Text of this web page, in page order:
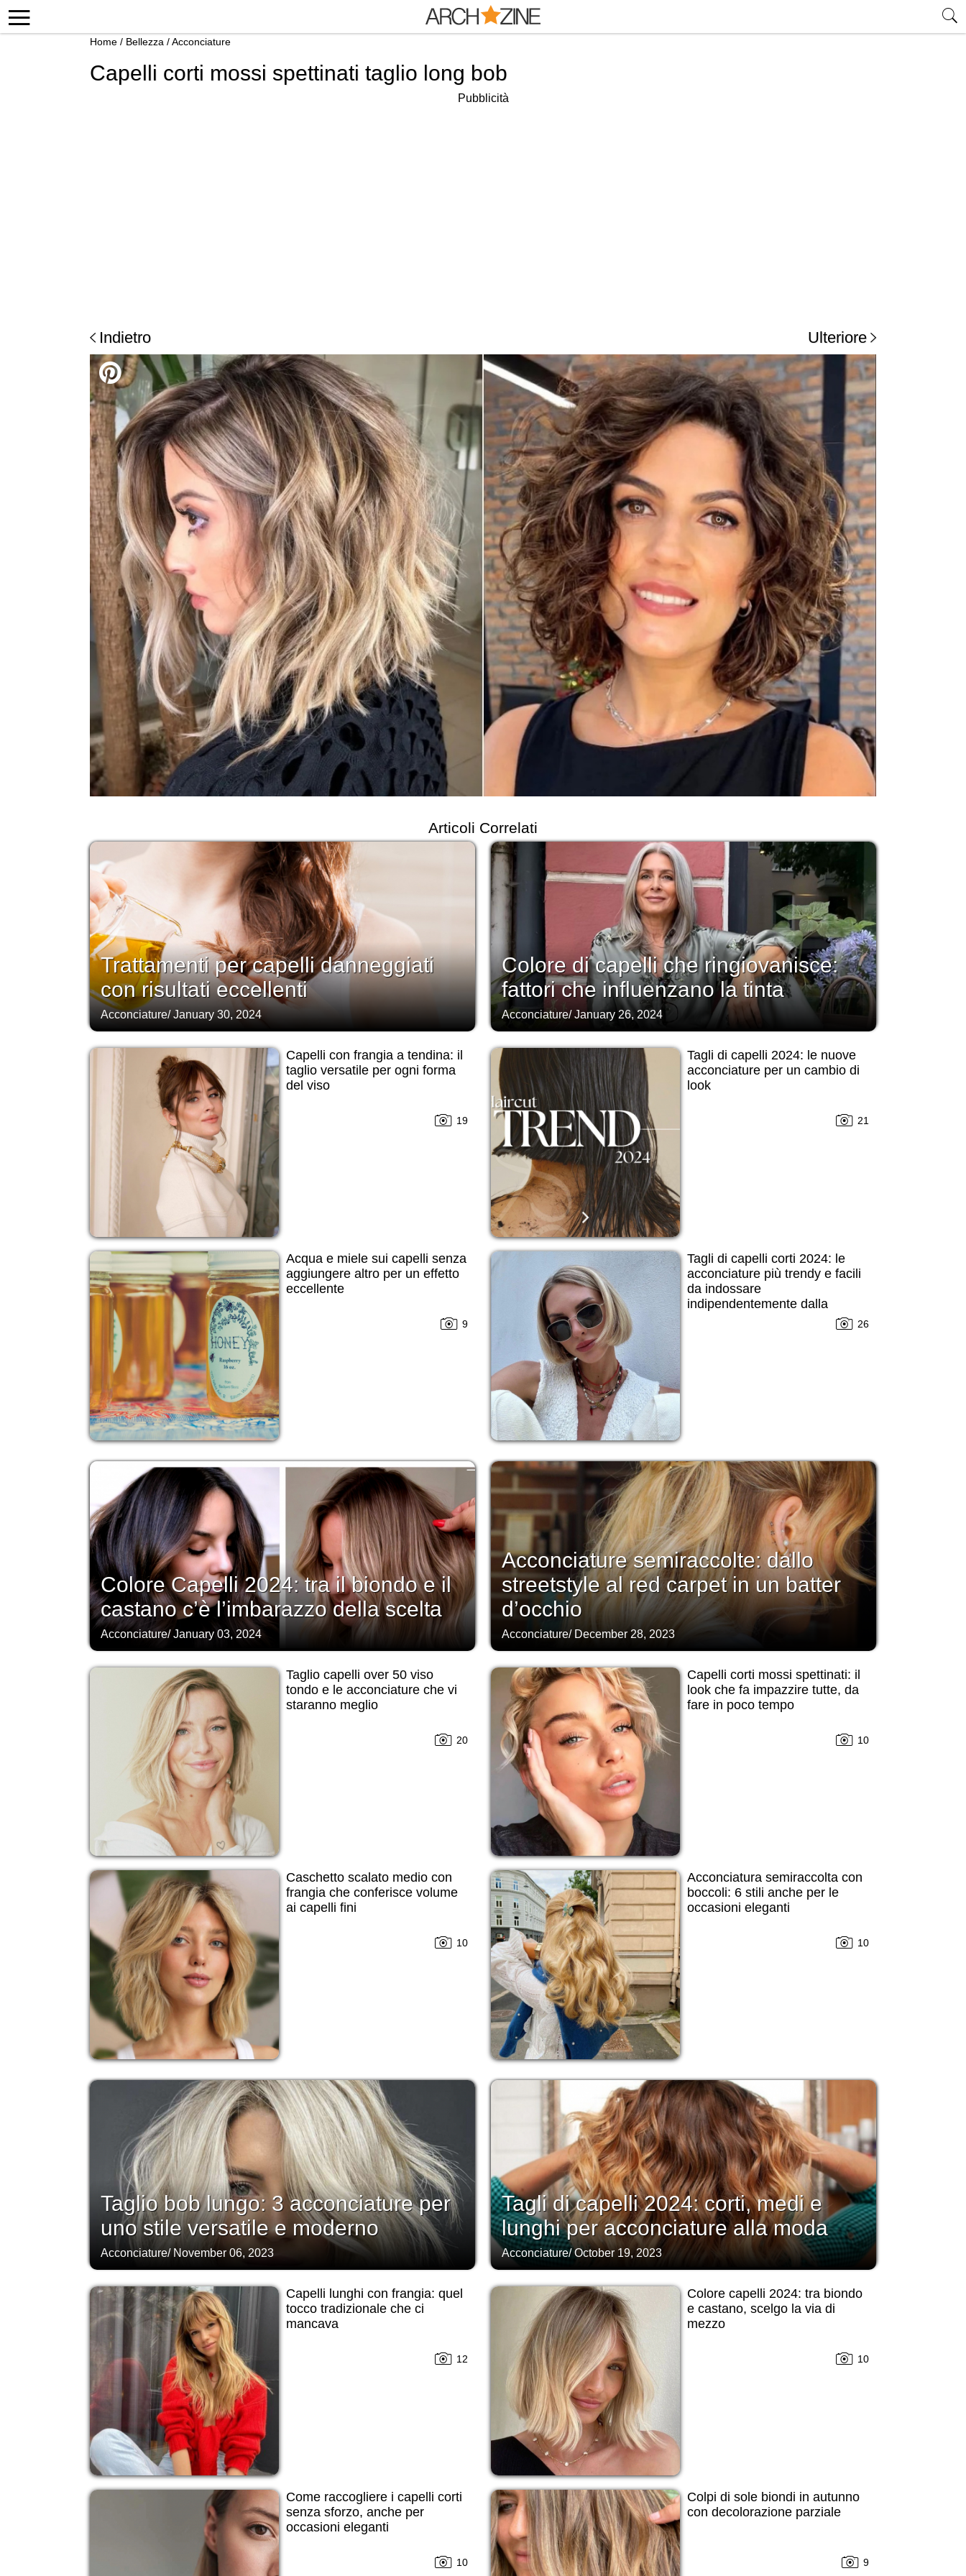
Home / Bellezza /Acconciature
Capelli corti mossi spettinati taglio long bob
Pubblicità
Indietro Ulteriore
Articoli Correlati
Trattamenti per capelli danneggiati
con risultati eccellenti
Acconciature/January 30, 2024
Colore di capelli che ringiovanisce:
fattori che influenzano la tinta
Acconciature/January 26, 2024
Capelli con frangia a tendina: il
taglio versatile per ogni forma
del viso
19
Tagli di capelli 2024: le nuove
acconciature per un cambio di
look
21
Acqua e miele sui capelli senza
aggiungere altro per un effetto
eccellente
9
Tagli di capelli corti 2024: le
acconciature più trendy e facili
da indossare
indipendentemente dalla
26
Colore Capelli 2024: tra il biondo e il
castano c’è l’imbarazzo della scelta
Acconciature/January 03, 2024
Acconciature semiraccolte: dallo
streetstyle al red carpet in un batter
d’occhio
Acconciature/ December 28, 2023
Taglio capelli over 50 viso
tondo e le acconciature che vi
staranno meglio
20
Capelli corti mossi spettinati: il
look che fa impazzire tutte, da
fare in poco tempo
10
Caschetto scalato medio con
frangia che conferisce volume
ai capelli fini
10
Acconciatura semiraccolta con
boccoli: 6 stili anche per le
occasioni eleganti
10
Taglio bob lungo: 3 acconciature per
uno stile versatile e moderno
Acconciature/ November 06, 2023
Tagli di capelli 2024: corti, medi e
lunghi per acconciature alla moda
Acconciature/October 19, 2023
Capelli lunghi con frangia: quel
tocco tradizionale che ci
mancava
12
Colore capelli 2024: tra biondo
e castano, scelgo la via di
mezzo
10
Come raccogliere i capelli corti
senza sforzo, anche per
occasioni eleganti
10
Colpi di sole biondi in autunno
con decolorazione parziale
9